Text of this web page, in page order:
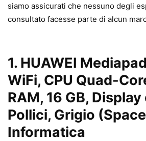
siamo assicurati che nessuno degli
consultato facesse parte di alcun
1. HUAWEI
WiFi, CPU Quad-
RAM, 16 GB, Display
Pollici, Grigio
Informatica